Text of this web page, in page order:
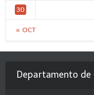
« OCT
30
Departamento de